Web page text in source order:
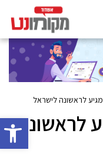
פתח
לראשונה לישראל
לראשונה